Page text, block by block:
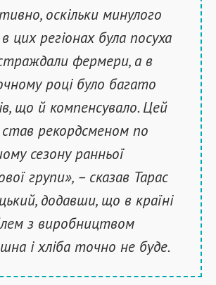
оскільки минулого
цих регіонах була посуха
фермери, а в
році було багато
що й компенсувало. Цей
рекордсменом по
сезону ранньої
групи», – сказав Тарас
додавши, що в країні
з виробництвом
і хліба точно не буде.